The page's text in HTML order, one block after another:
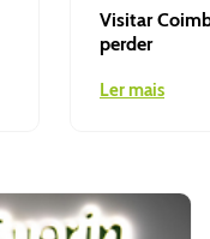
Visitar
perder
Ler mais